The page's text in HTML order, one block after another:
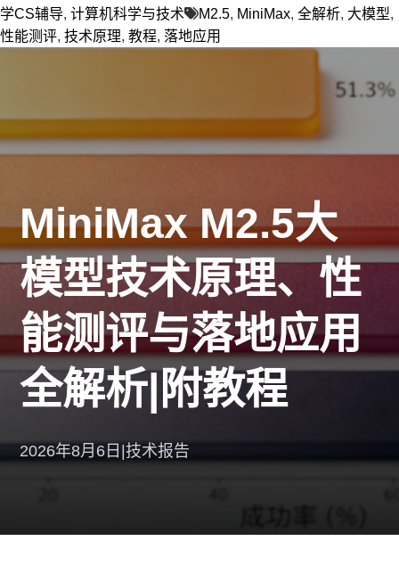
学CS辅导, 计算机科学与技术 M2.5, MiniMax, 全解析, 大模型,
性能测评, 技术原理, 教程, 落地应用
MiniMax M2.5大
模型技术原理、性
能测评与落地应用
全解析|附教程
2026年8月6日 |技术报告